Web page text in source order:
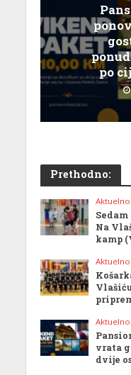
po
Prethodno:
Aktuelno
Na
kamp
Aktuelno
Aktuelno
vrata
dvije